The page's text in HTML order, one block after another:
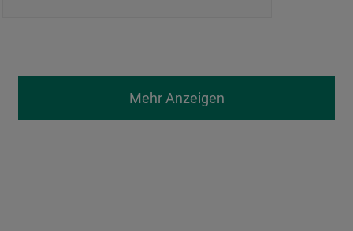
Mehr Anzeigen